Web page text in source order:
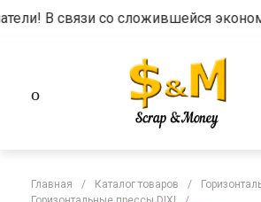
В связи со сложившейся
Главная / Каталог товаров /